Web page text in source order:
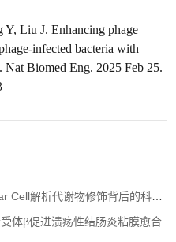
Liu J. Enhancing phage
infected bacteria with
Nat Biomed Eng. 2025 Feb 25.
「上一篇」万物皆可 “饰”| Molecular Cell解析代谢物修饰背后的科研密码
体β促进溃疡性结肠炎粘膜愈合